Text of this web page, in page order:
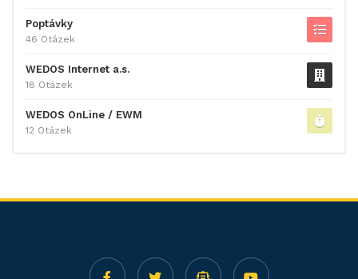
Poptávky
46 Otázek
WEDOS Internet a.s.
18 Otázek
WEDOS OnLine / EWM
12 Otázek